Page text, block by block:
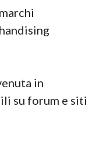
in
su forum e siti